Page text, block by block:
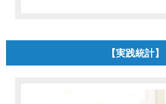
【実践統計】